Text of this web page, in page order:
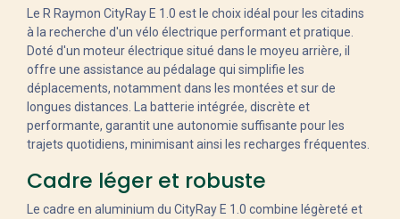
Le R Raymon CityRay E 1.0 est le choix idéal pour les citadins
à la recherche d'un vélo électrique performant et pratique.
Doté d'un moteur électrique situé dans le moyeu arrière, il
offre une assistance au pédalage qui simplifie les
déplacements, notamment dans les montées et sur de
longues distances. La batterie intégrée, discrète et
performante, garantit une autonomie suffisante pour les
trajets quotidiens, minimisant ainsi les recharges fréquentes.
Cadre léger et robuste
Le cadre en aluminium du CityRay E 1.0 combine légèreté et